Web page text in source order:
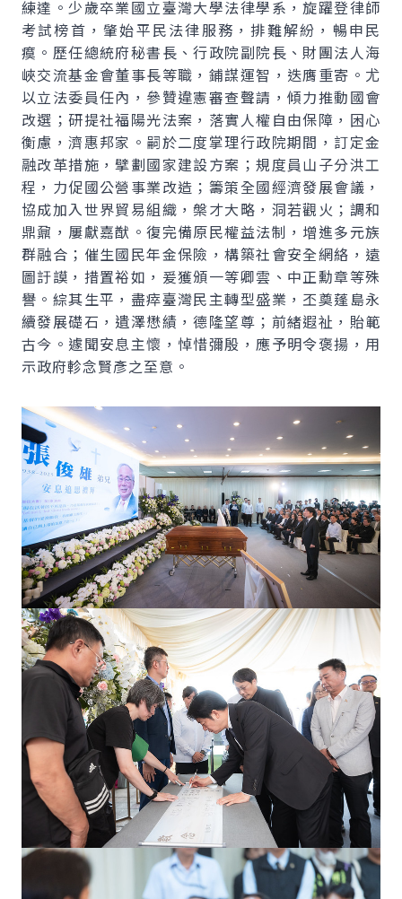
練達。少歲卒業國立臺灣大學法律學系，旋躍登律師
考試榜首，肇始平民法律服務，排難解紛，暢申民
瘼。歷任總統府秘書長、行政院副院長、財團法人海
峽交流基金會董事長等職，鋪謀運智，迭膺重寄。尤
以立法委員任內，參贊違憲審查聲請，傾力推動國會
改選；研提社福陽光法案，落實人權自由保障，困心
衡慮，濟惠邦家。嗣於二度掌理行政院期間，訂定金
融改革措施，擘劃國家建設方案；規度員山子分洪工
程，力促國公營事業改造；籌策全國經濟發展會議，
協成加入世界貿易組織，槃才大略，洞若觀火；調和
鼎鼐，屢獻嘉猷。復完備原民權益法制，增進多元族
群融合；催生國民年金保險，構築社會安全網絡，遠
圖訏謨，措置裕如，爰獲頒一等卿雲、中正勳章等殊
譽。綜其生平，盡瘁臺灣民主轉型盛業，丕奠蓬島永
續發展礎石，遺澤懋績，德隆望尊；前緒遐祉，貽範
古今。遽聞安息主懷，悼惜彌殷，應予明令褒揚，用
示政府軫念賢彥之至意。